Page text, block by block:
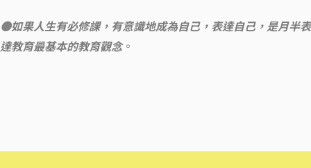
🟡如果人生有必修課，有意識地成為自己，表達自己，是月半表
達教育最基本的教育觀念。